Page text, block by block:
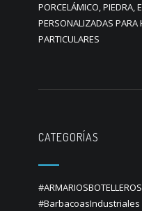
PORCELÁMICO, PIEDRA,
PERSONALIZADAS PARA
PARTICULARES
CATEGORÍAS
#ARMARIOSBOTELLEROS
#BarbacoasIndustriales